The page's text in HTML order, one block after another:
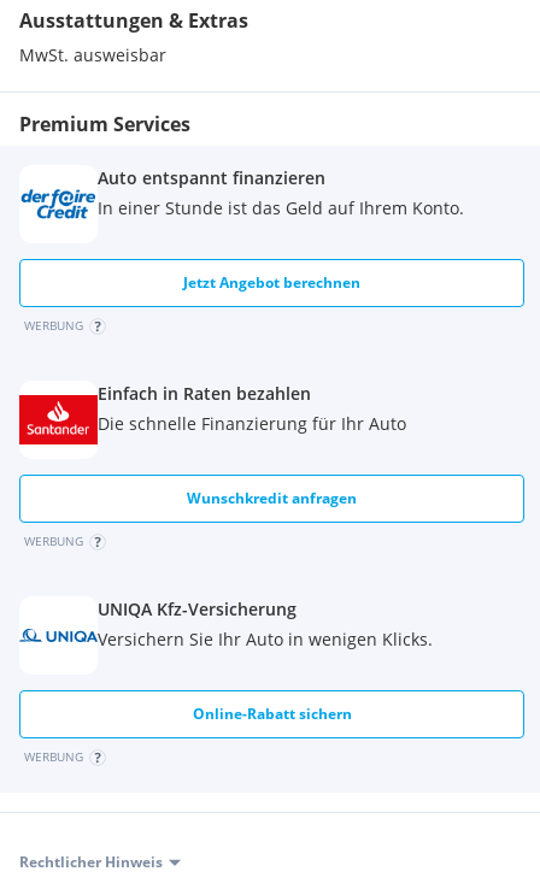
Ausstattungen & Extras
MwSt. ausweisbar
Premium Services
Auto entspannt finanzieren
In einer Stunde ist das Geld auf Ihrem Konto.
Jetzt Angebot berechnen
WERBUNG
Einfach in Raten bezahlen
Die schnelle Finanzierung für Ihr Auto
Wunschkredit anfragen
WERBUNG
UNIQA Kfz-Versicherung
Versichern Sie Ihr Auto in wenigen Klicks.
Online-Rabatt sichern
WERBUNG
Rechtlicher Hinweis